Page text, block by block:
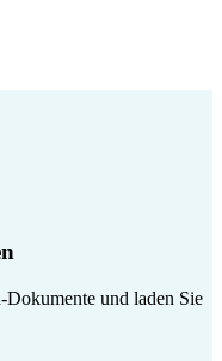
und laden Sie